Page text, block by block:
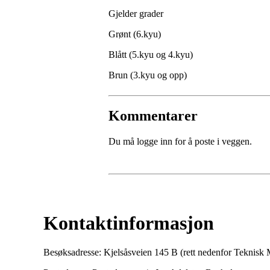
Gjelder grader
Grønt (6.kyu)
Blått (5.kyu og 4.kyu)
Brun (3.kyu og opp)
Kommentarer
Du må logge inn for å poste i veggen.
Kontaktinformasjon
Besøksadresse: Kjelsåsveien 145 B (rett nedenfor Teknisk